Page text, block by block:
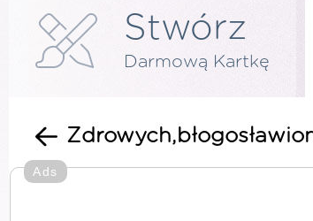
Stwórz
Darmową Kartkę
Ads